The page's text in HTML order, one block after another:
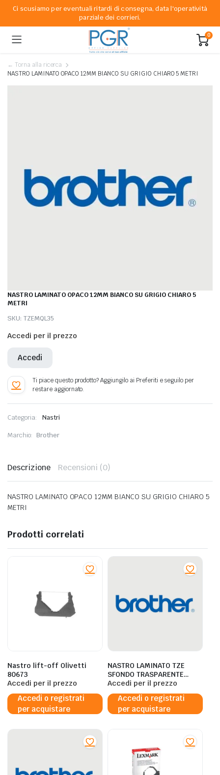
Ci scusiamo per eventuali ritardi di consegna, data l'operatività
parziale dei corrieri.
0
← Torna alla ricerca
NASTRO LAMINATO OPACO 12MM BIANCO SU GRIGIO CHIARO 5 METRI
NASTRO LAMINATO OPACO 12MM BIANCO SU GRIGIO CHIARO 5
METRI
SKU: TZEMQL35
Accedi per il prezzo
Accedi
Categoria: Nastri
Marchio: Brother
Descrizione Recensioni (0)
NASTRO LAMINATO OPACO 12MM BIANCO SU GRIGIO CHIARO 5
METRI
Prodotti correlati
Nastro lift-off Olivetti
80673
Accedi per il prezzo
Accedi o registrati
per acquistare
NASTRO LAMINATO TZE
SFONDO TRASPARENTE
OPACO E SCRITTA NERA DA
12MM X 8M DI LUNGHEZZA
Accedi per il prezzo
Accedi o registrati
per acquistare